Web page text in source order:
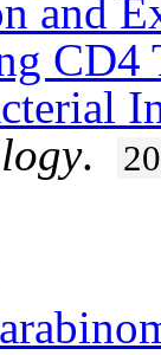
and
CD4
.